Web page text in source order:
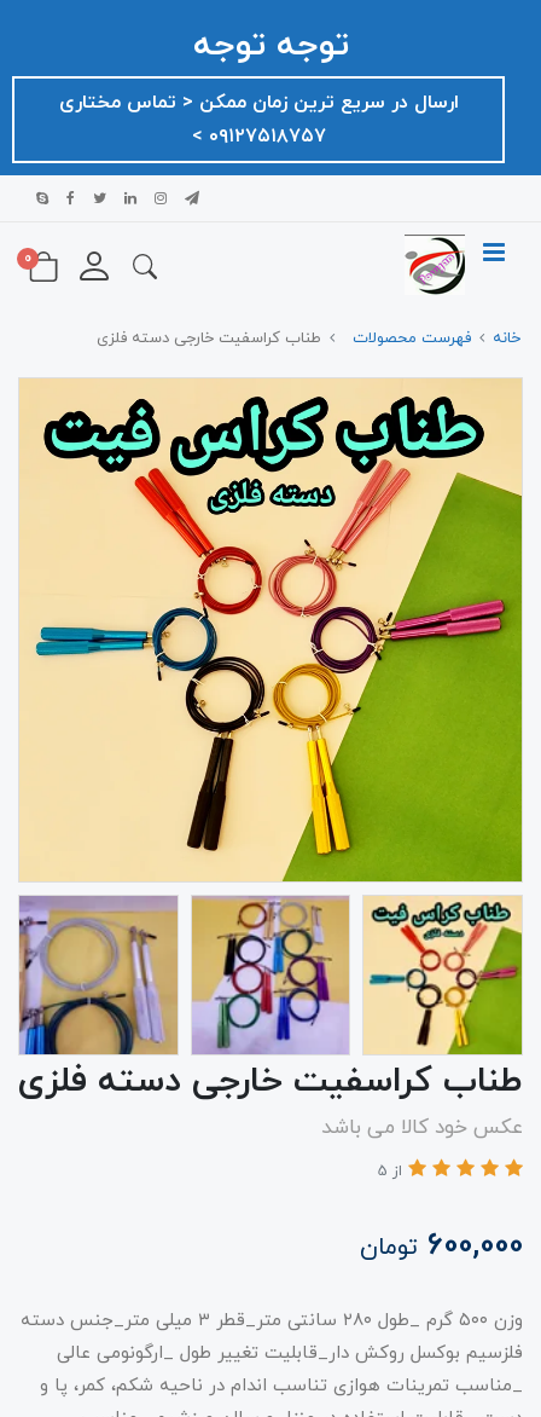
توجه توجه
ارسال در سریع ترین زمان ممکن ‌< تماس مختاری
۰۹۱۲۷۵۱۸۷۵۷ >
0
خانه فهرست محصولات طناب کراسفیت خارجی دسته فلزی
طناب کراسفیت خارجی دسته فلزی
عکس خود کالا می باشد
از 5
600,000 تومان
​​​وزن ۵۰۰ گرم _طول ۲۸۰ سانتی متر_قطر ۳ میلی متر_جنس دسته
فلزسیم بوکسل روکش دار_قابلیت تغییر طول _ارگونومی عالی
_مناسب تمرینات هوازی تناسب اندام در ناحیه شکم، کمر، پا و